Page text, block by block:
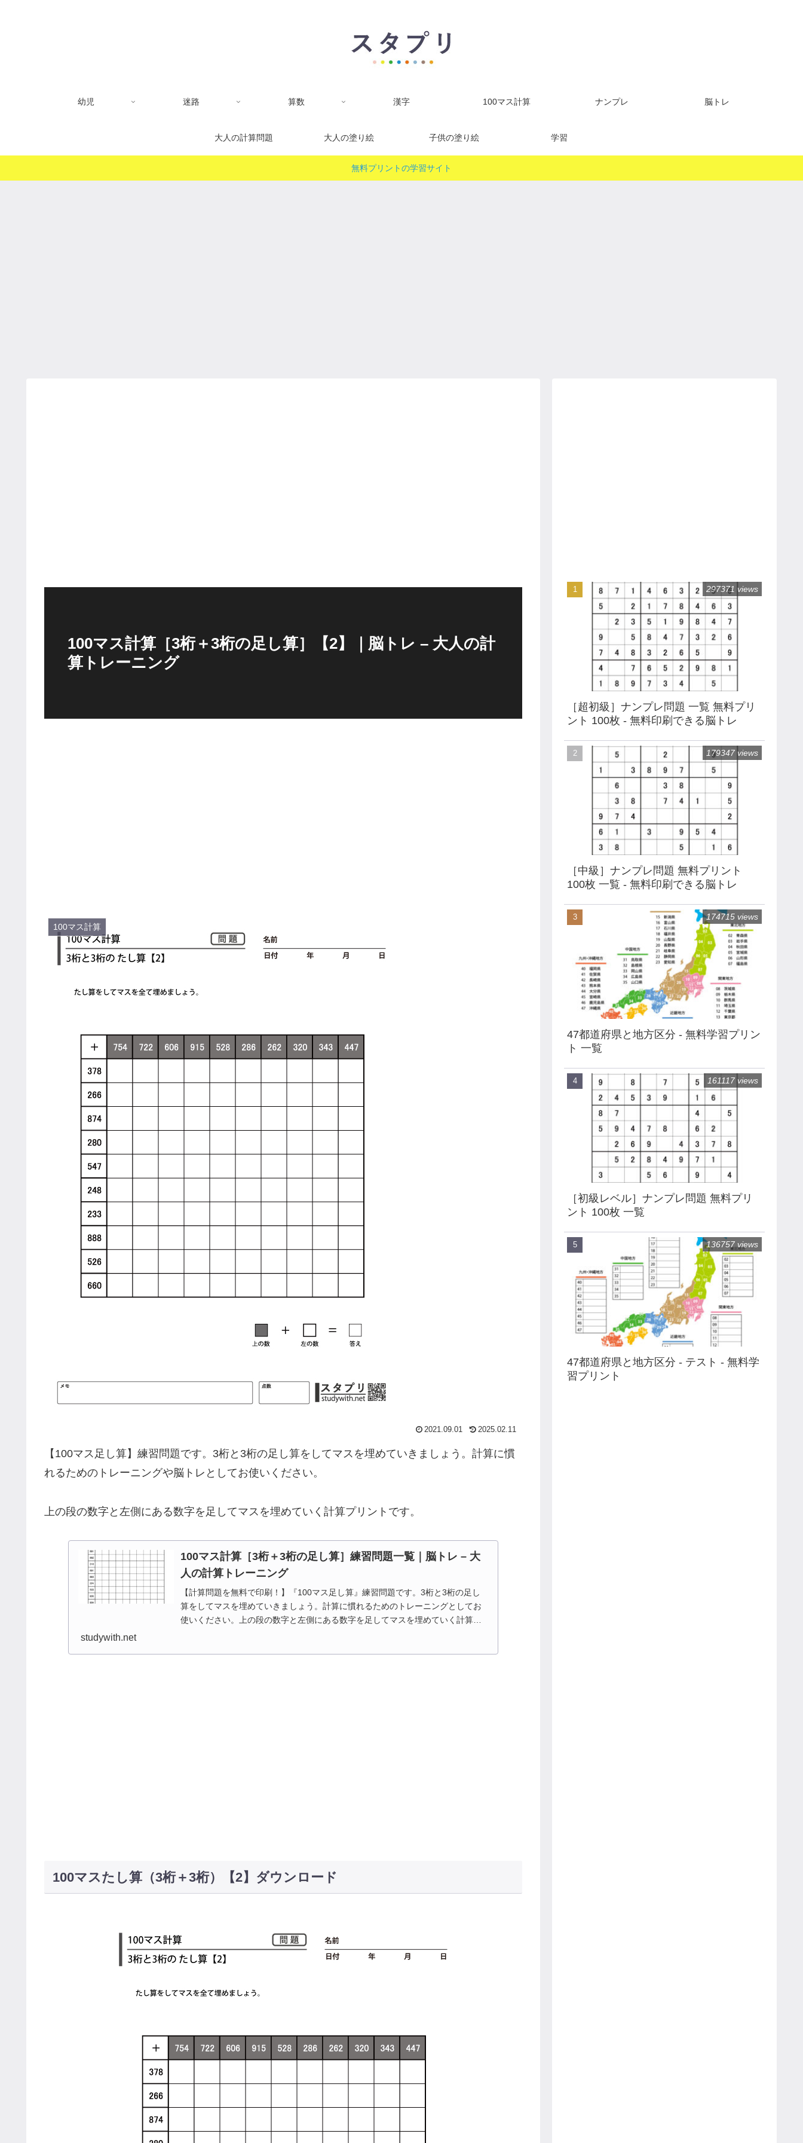
幼児 迷路 算数 漢字 100マス計算 ナンプレ 脳トレ
大人の計算問題 大人の塗り絵 子供の塗り絵 学習
無料プリントの学習サイト
100マス計算［3桁＋3桁の足し算］【2】｜脳トレ – 大人の計
算トレーニング
100マス計算
2021.09.01 2025.02.11
【100マス足し算】練習問題です。3桁と3桁の足し算をしてマスを埋めていきましょう。計算に慣
れるためのトレーニングや脳トレとしてお使いください。
上の段の数字と左側にある数字を足してマスを埋めていく計算プリントです。
100マス計算［3桁＋3桁の足し算］練習問題一覧｜脳トレ – 大
人の計算トレーニング
【計算問題を無料で印刷！】『100マス足し算』練習問題です。3桁と3桁の足し
算をしてマスを埋めていきましょう。計算に慣れるためのトレーニングとしてお
使いください。上の段の数字と左側にある数字を足してマスを埋めていく計算プ
studywith.net
100マスたし算（3桁＋3桁）【2】ダウンロード
［超初級］ナンプレ問題 一覧 無料プリ
ント 100枚 - 無料印刷できる脳トレ
297371 views
［中級］ナンプレ問題 無料プリント
100枚 一覧 - 無料印刷できる脳トレ
179347 views
47都道府県と地方区分 - 無料学習プリン
ト 一覧
174715 views
［初級レベル］ナンプレ問題 無料プリ
ント 100枚 一覧
161117 views
47都道府県と地方区分 - テスト - 無料学
習プリント
136757 views